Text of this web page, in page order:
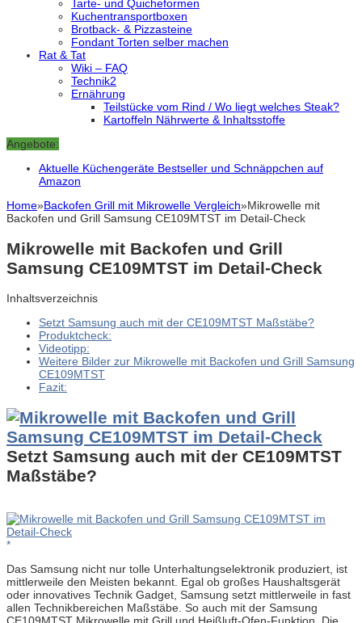
Tarte- und Quicheformen
Kuchentransportboxen
Brotback- & Pizzasteine
Fondant Torten selber machen
Rat & Tat
Wiki – FAQ
Technik2
Ernährung
Teilstücke vom Rind / Wo liegt welches Steak?
Kartoffeln Nährwerte & Inhaltsstoffe
Angebote:
Aktuelle Küchengeräte Bestseller und Schnäppchen auf
Amazon
Home»Backofen Grill mit Mikrowelle Vergleich»Mikrowelle mit
Backofen und Grill Samsung CE109MTST im Detail-Check
Mikrowelle mit Backofen und Grill
Samsung CE109MTST im Detail-Check
Inhaltsverzeichnis
Setzt Samsung auch mit der CE109MTST Maßstäbe?
Produktcheck:
Videotipp:
Weitere Bilder zur Mikrowelle mit Backofen und Grill Samsung
CE109MTST
Fazit:
Setzt Samsung auch mit der CE109MTST
Maßstäbe?
Das Samsung nicht nur tolle Unterhaltungselektronik produziert, ist
mittlerweile den Meisten bekannt. Egal ob großes Haushaltsgerät
oder innovatives Technik Gadget, Samsung setzt mittlerweile in fast
allen Technikbereichen Maßstäbe. So auch mit der Samsung